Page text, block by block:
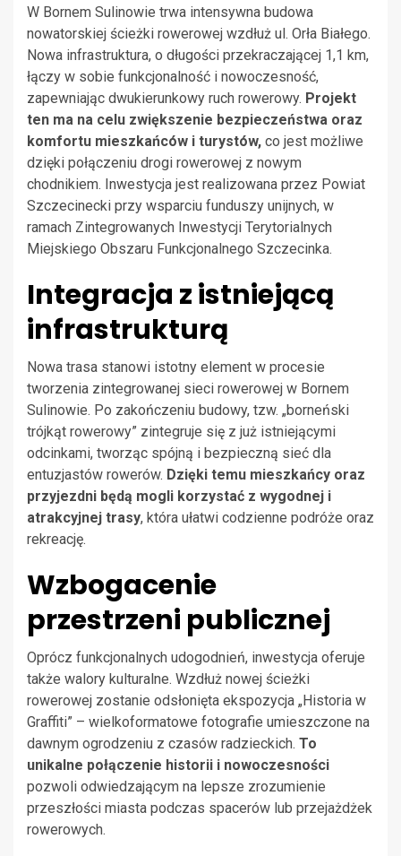
W Bornem Sulinowie trwa intensywna budowa
nowatorskiej ścieżki rowerowej wzdłuż ul. Orła Białego.
Nowa infrastruktura, o długości przekraczającej 1,1 km,
łączy w sobie funkcjonalność i nowoczesność,
zapewniając dwukierunkowy ruch rowerowy. Projekt
ten ma na celu zwiększenie bezpieczeństwa oraz
komfortu mieszkańców i turystów, co jest możliwe
dzięki połączeniu drogi rowerowej z nowym
chodnikiem. Inwestycja jest realizowana przez Powiat
Szczecinecki przy wsparciu funduszy unijnych, w
ramach Zintegrowanych Inwestycji Terytorialnych
Miejskiego Obszaru Funkcjonalnego Szczecinka.
Integracja z istniejącą
infrastrukturą
Nowa trasa stanowi istotny element w procesie
tworzenia zintegrowanej sieci rowerowej w Bornem
Sulinowie. Po zakończeniu budowy, tzw. „borneński
trójkąt rowerowy” zintegruje się z już istniejącymi
odcinkami, tworząc spójną i bezpieczną sieć dla
entuzjastów rowerów. Dzięki temu mieszkańcy oraz
przyjezdni będą mogli korzystać z wygodnej i
atrakcyjnej trasy, która ułatwi codzienne podróże oraz
rekreację.
Wzbogacenie
przestrzeni publicznej
Oprócz funkcjonalnych udogodnień, inwestycja oferuje
także walory kulturalne. Wzdłuż nowej ścieżki
rowerowej zostanie odsłonięta ekspozycja „Historia w
Graffiti” – wielkoformatowe fotografie umieszczone na
dawnym ogrodzeniu z czasów radzieckich. To
unikalne połączenie historii i nowoczesności
pozwoli odwiedzającym na lepsze zrozumienie
przeszłości miasta podczas spacerów lub przejażdżek
rowerowych.